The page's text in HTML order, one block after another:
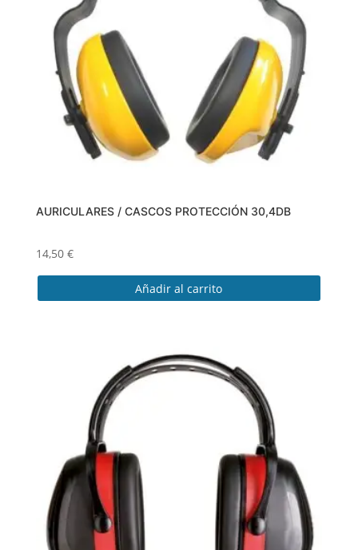
AURICULARES / CASCOS PROTECCIÓN 30,4DB
14,50 €
Añadir al carrito